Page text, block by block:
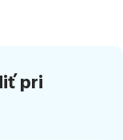
pri